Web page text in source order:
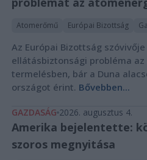
Atomerőmű Európai Bizottság
Az Európai Bizottság
ellátásbiztonsági probléma
termelésben, bár a Duna
országot érint. Bővebben...
GAZDASÁG 2026. augusztus 4.
Amerika bejelentette:
szoros megnyitása